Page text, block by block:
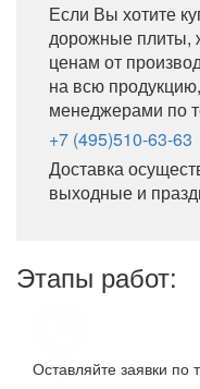
Если Вы хотите
дорожные плиты,
ценам от
на всю
менеджерами по
+7 (495)510-63-63
Доставка
выходные и
Этапы работ:
Оставляйте заявки по